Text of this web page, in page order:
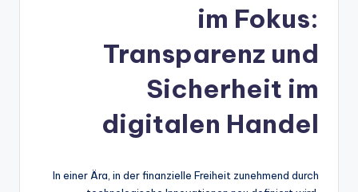
im Fokus:
Transparenz und
Sicherheit im
digitalen Handel
In einer Ära, in der finanzielle Freiheit zunehmend durch